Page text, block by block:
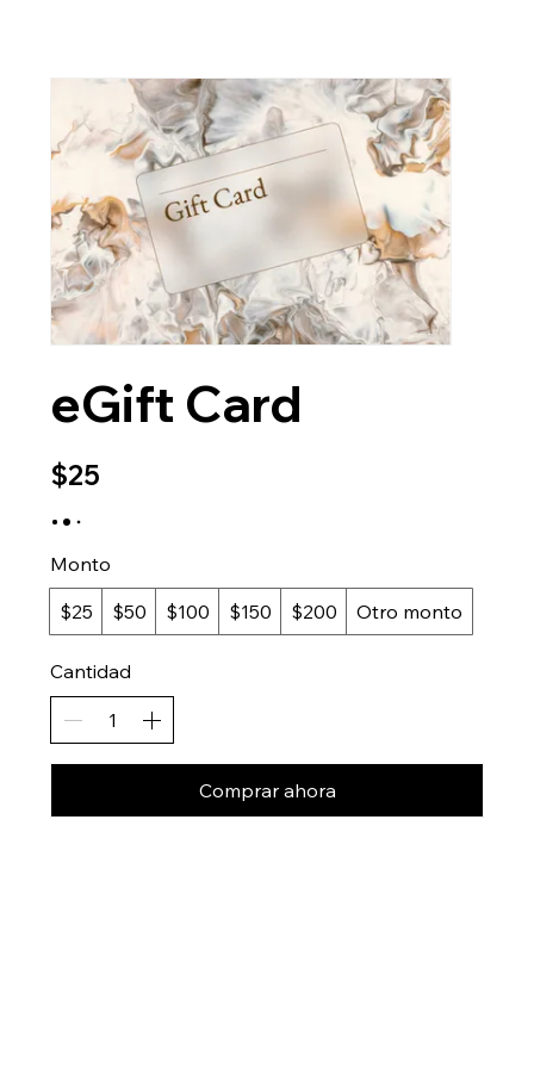
eGift Card
$25
Monto
$25
$50 $100 $150 $200 Otro monto
Cantidad
Comprar ahora